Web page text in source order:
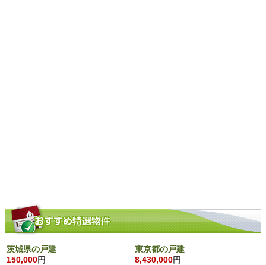
茨城県の戸建
150,000円
東京都の戸建
8,430,000円